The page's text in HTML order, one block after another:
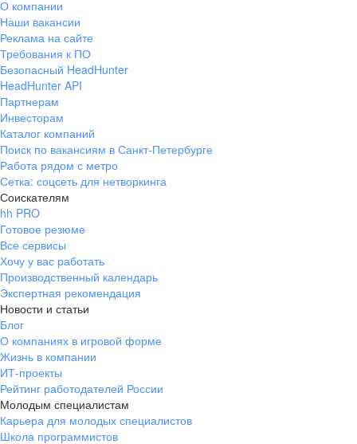
О компании
Наши вакансии
Реклама на сайте
Требования к ПО
Безопасный HeadHunter
HeadHunter API
Партнерам
Инвесторам
Каталог компаний
Поиск по вакансиям в Санкт-Петербурге
Работа рядом с метро
Сетка: соцсеть для нетворкинга
Соискателям
hh PRO
Готовое резюме
Все сервисы
Хочу у вас работать
Производственный календарь
Экспертная рекомендация
Новости и статьи
Блог
О компаниях в игровой форме
Жизнь в компании
ИТ-проекты
Рейтинг работодателей России
Молодым специалистам
Карьера для молодых специалистов
Школа программистов